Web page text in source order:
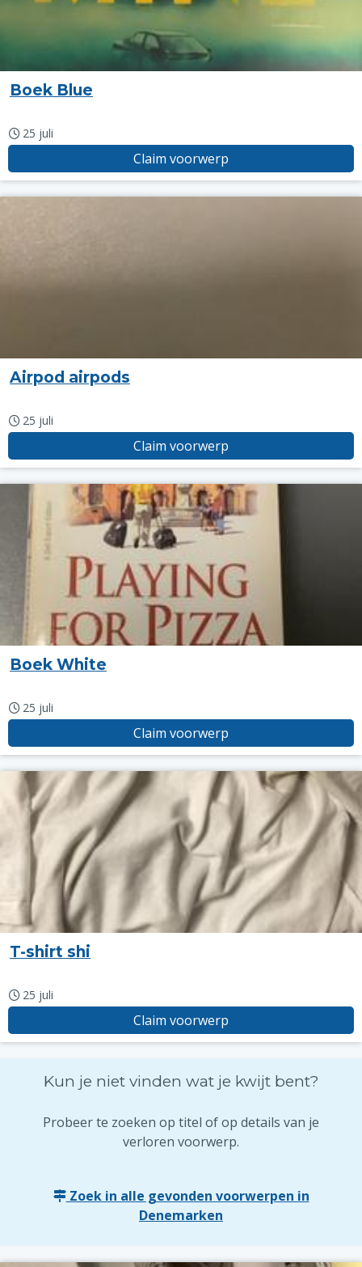
Boek Blue
25 juli
Claim voorwerp
Airpod airpods
25 juli
Claim voorwerp
Boek White
25 juli
Claim voorwerp
T-shirt shi
25 juli
Claim voorwerp
Kun je niet vinden wat je kwijt bent?
Probeer te zoeken op titel of op details van je
verloren voorwerp.
Zoek in alle gevonden voorwerpen in
Denemarken